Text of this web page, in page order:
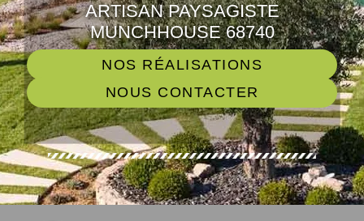
ARTISAN PAYSAGISTE
MUNCHHOUSE 68740
NOS RÉALISATIONS
NOUS CONTACTER